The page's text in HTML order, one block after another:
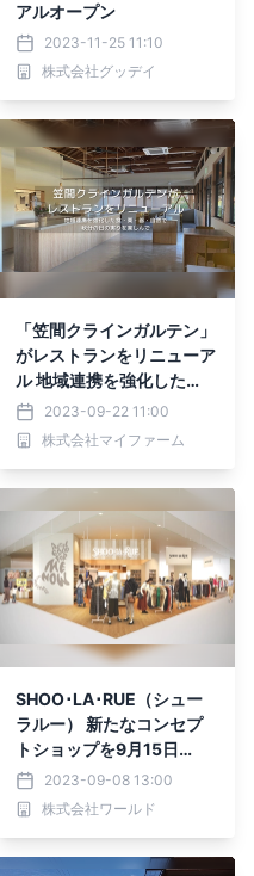
アルオープン
2023-11-25 11:10
株式会社グッデイ
「笠間クラインガルテン」
がレストランをリニューア
ル 地域連携を強化した
食・栗・器・自然で秋分の
日の実りを楽しんで
2023-09-22 11:00
株式会社マイファーム
SHOO･LA･RUE（シュー
ラルー） 新たなコンセプ
トショップを9月15日
（金） 熊本「ゆめタウン
はません」にリニューアル
オープン！
2023-09-08 13:00
株式会社ワールド